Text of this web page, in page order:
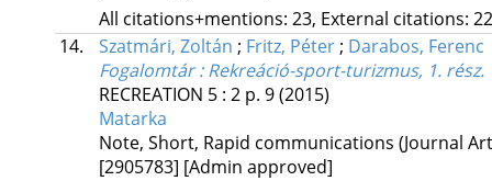
All citations+mentions: 23, External citations:
14.
Szatmári, Zoltán ; Fritz, Péter; Darabos, Ferenc
Fogalomtár : Rekreáció-sport-turizmus, 1. rész.
RECREATION 5: 2 p. 9(2015)
Matarka
Note, Short, Rapid communications (Journal
[2905783] [Admin approved]